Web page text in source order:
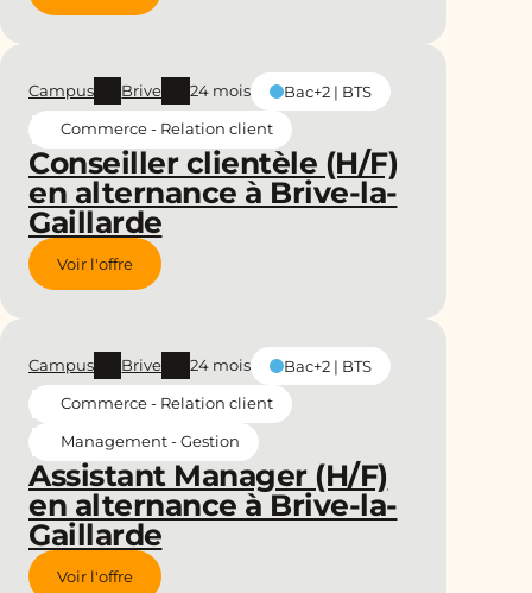
Conseiller clientèle (H/F)
en alternance à Brive-la-
Gaillarde
Campus Brive 24 mois
Bac+2 | BTS
Commerce - Relation client
Voir l'offre
Assistant Manager (H/F)
en alternance à Brive-la-
Gaillarde
Campus Brive 24 mois
Bac+2 | BTS
Commerce - Relation client
Management - Gestion
Voir l'offre